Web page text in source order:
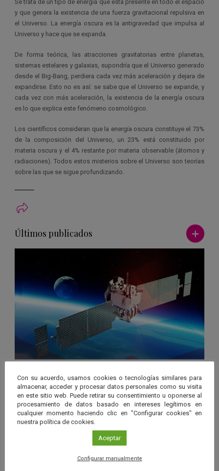
Se trata de un tipo de energía que está presente entodo el espacio
y que genera la existencia de una fuerza gravitacional repulsiva en
el Universo. La energía oscura es la antigravedad que impulsa al
Universo y hace que se expanda.
De forma teórica, las atracciones gravitatorias entre planetas,
sistemas este lares y galaxias, supondría que el Universo generado
desde el Big-Bang, perdiera cada vez más aceleración y dejara de
expandirse. Esto no es así: se sabe que el Universo se expande, y
cada vez con más aceleración, la existencia de la energía oscura
es lo que explica este fenómeno cosmológico.
Los científicos consideran que la energía oscura constituye el 73%
de la composición del Universo, un 23% está constituido por
materia oscura y el 4% restante por materia observable (átomos y
radiaciones). Todos estos misterios sobre el Universo son teorías
sobre las que se sigue profundizando.
Últimos publicados Ver más
¿Cómo se calculan los detalles para el
lanzamiento de un vehículo espacial?
Leer más
Con su acuerdo, usamos cookies o tecnologías similares para
almacenar, acceder y procesar datos personales como su visita
en este sitio web. Puede retirar su consentimiento u oponerse al
procesamiento de datos basado en intereses legítimos en
cualquier momento haciendo clic en "Configurar cookies" en
nuestra política de cookies.
Aceptar
Configurar manualmente